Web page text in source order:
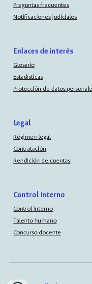
Preguntas frecuentes
Notificaciones judiciales
Enlaces de interés
Glosario
Estadísticas
Protección de datos
Legal
Régimen legal
Contratación
Rendición de cuentas
Control Interno
Control interno
Talento humano
Concurso docente